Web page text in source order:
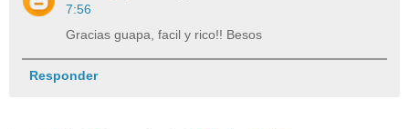
7:56
Gracias guapa, facil y rico!! Besos
Responder